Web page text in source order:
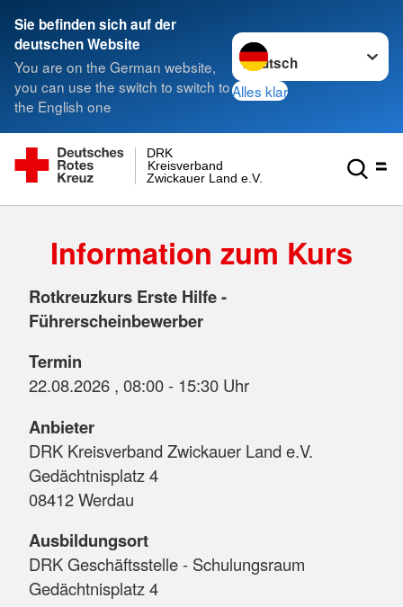
Sie befinden sich auf der
deutschen Website
You are on the German website,
you can use the switch to switch to
the English one
Sprache wechseln zu
Alles klar
Zwickauer Land e.V.
Kreisverband
DRK
Information zum Kurs
Rotkreuzkurs Erste Hilfe -
Führerscheinbewerber
Termin
22.08.2026 , 08:00 - 15:30 Uhr
Anbieter
DRK Kreisverband Zwickauer Land e.V.
Gedächtnisplatz 4
08412 Werdau
Ausbildungsort
DRK Geschäftsstelle - Schulungsraum
Gedächtnisplatz 4